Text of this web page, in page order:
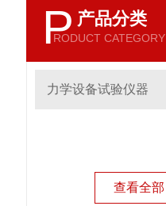
P 产品分类
RODUCT CATEGORY
力学设备试验仪器
查看全部